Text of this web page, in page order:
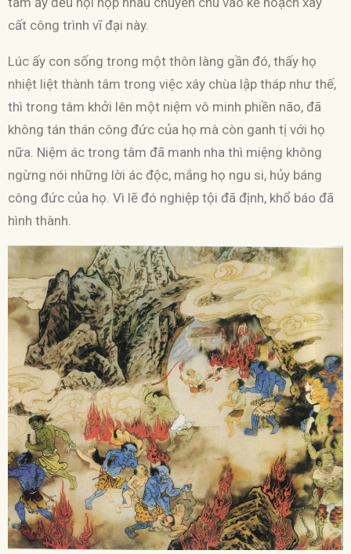
cất công trình vĩ đại này.
Lúc ấy con sống trong một thôn làng gần đó, thấy họ
nhiệt liệt thành tâm trong việc xây chùa lập tháp như thế,
thì trong tâm khởi lên một niệm vô minh phiền não, đã
không tán thán công đức của họ mà còn ganh tị với họ
nữa. Niệm ác trong tâm đã manh nha thì miệng không
ngừng nói những lời ác độc, mắng họ ngu si, hủy báng
công đức của họ. Vì lẽ đó nghiệp tội đã định, khổ báo đã
hình thành.